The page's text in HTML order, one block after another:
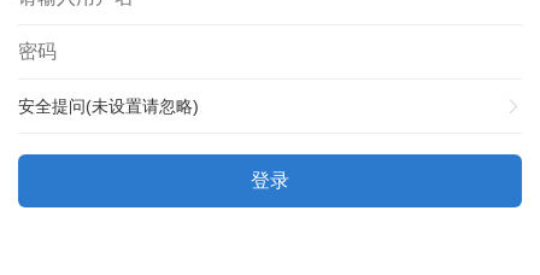
安全提问(未设置请忽略)
登录